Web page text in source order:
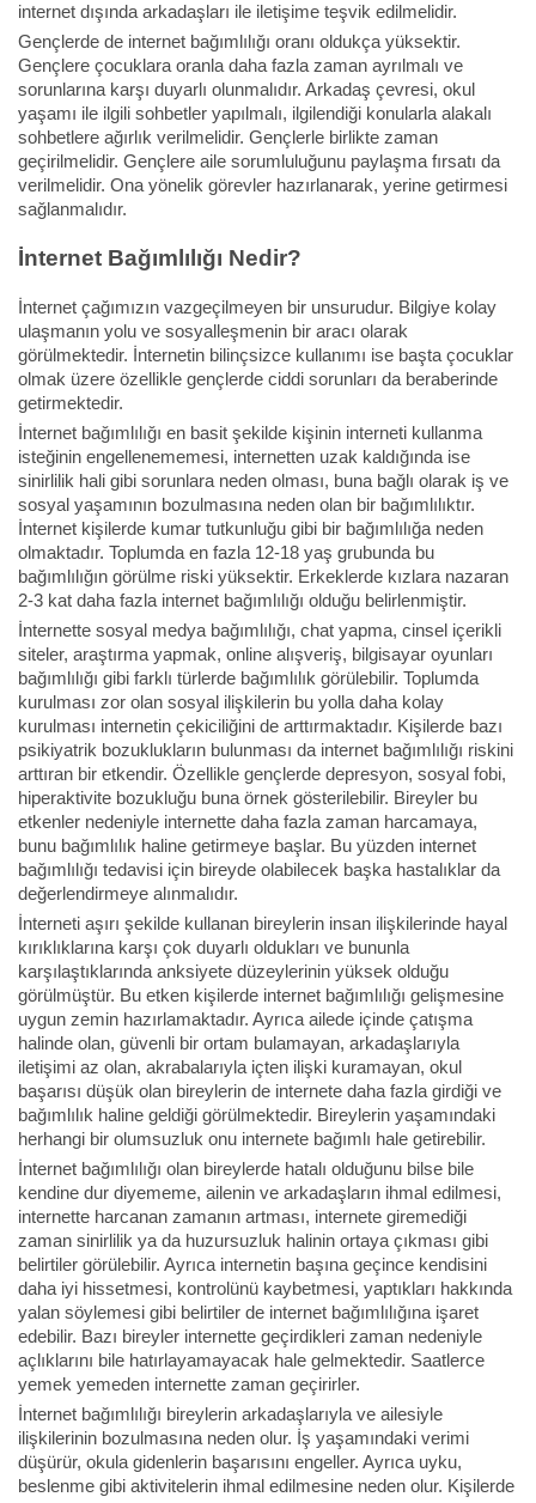
internet dışında arkadaşları ile iletişime teşvik edilmelidir.
Gençlerde de internet bağımlılığı oranı oldukça yüksektir.
Gençlere çocuklara oranla daha fazla zaman ayrılmalı ve
sorunlarına karşı duyarlı olunmalıdır. Arkadaş çevresi, okul
yaşamı ile ilgili sohbetler yapılmalı, ilgilendiği konularla alakalı
sohbetlere ağırlık verilmelidir. Gençlerle birlikte zaman
geçirilmelidir. Gençlere aile sorumluluğunu paylaşma fırsatı da
verilmelidir. Ona yönelik görevler hazırlanarak, yerine getirmesi
sağlanmalıdır.
İnternet Bağımlılığı Nedir?
İnternet çağımızın vazgeçilmeyen bir unsurudur. Bilgiye kolay
ulaşmanın yolu ve sosyalleşmenin bir aracı olarak
görülmektedir. İnternetin bilinçsizce kullanımı ise başta çocuklar
olmak üzere özellikle gençlerde ciddi sorunları da beraberinde
getirmektedir.
İnternet bağımlılığı en basit şekilde kişinin interneti kullanma
isteğinin engellenememesi, internetten uzak kaldığında ise
sinirlilik hali gibi sorunlara neden olması, buna bağlı olarak iş ve
sosyal yaşamının bozulmasına neden olan bir bağımlılıktır.
İnternet kişilerde kumar tutkunluğu gibi bir bağımlılığa neden
olmaktadır. Toplumda en fazla 12-18 yaş grubunda bu
bağımlılığın görülme riski yüksektir. Erkeklerde kızlara nazaran
2-3 kat daha fazla internet bağımlılığı olduğu belirlenmiştir.
İnternette sosyal medya bağımlılığı, chat yapma, cinsel içerikli
siteler, araştırma yapmak, online alışveriş, bilgisayar oyunları
bağımlılığı gibi farklı türlerde bağımlılık görülebilir. Toplumda
kurulması zor olan sosyal ilişkilerin bu yolla daha kolay
kurulması internetin çekiciliğini de arttırmaktadır. Kişilerde bazı
psikiyatrik bozuklukların bulunması da internet bağımlılığı riskini
arttıran bir etkendir. Özellikle gençlerde depresyon, sosyal fobi,
hiperaktivite bozukluğu buna örnek gösterilebilir. Bireyler bu
etkenler nedeniyle internette daha fazla zaman harcamaya,
bunu bağımlılık haline getirmeye başlar. Bu yüzden internet
bağımlılığı tedavisi için bireyde olabilecek başka hastalıklar da
değerlendirmeye alınmalıdır.
İnterneti aşırı şekilde kullanan bireylerin insan ilişkilerinde hayal
kırıklıklarına karşı çok duyarlı oldukları ve bununla
karşılaştıklarında anksiyete düzeylerinin yüksek olduğu
görülmüştür. Bu etken kişilerde internet bağımlılığı gelişmesine
uygun zemin hazırlamaktadır. Ayrıca ailede içinde çatışma
halinde olan, güvenli bir ortam bulamayan, arkadaşlarıyla
iletişimi az olan, akrabalarıyla içten ilişki kuramayan, okul
başarısı düşük olan bireylerin de internete daha fazla girdiği ve
bağımlılık haline geldiği görülmektedir. Bireylerin yaşamındaki
herhangi bir olumsuzluk onu internete bağımlı hale getirebilir.
İnternet bağımlılığı olan bireylerde hatalı olduğunu bilse bile
kendine dur diyememe, ailenin ve arkadaşların ihmal edilmesi,
internette harcanan zamanın artması, internete giremediği
zaman sinirlilik ya da huzursuzluk halinin ortaya çıkması gibi
belirtiler görülebilir. Ayrıca internetin başına geçince kendisini
daha iyi hissetmesi, kontrolünü kaybetmesi, yaptıkları hakkında
yalan söylemesi gibi belirtiler de internet bağımlılığına işaret
edebilir. Bazı bireyler internette geçirdikleri zaman nedeniyle
açlıklarını bile hatırlayamayacak hale gelmektedir. Saatlerce
yemek yemeden internette zaman geçirirler.
İnternet bağımlılığı bireylerin arkadaşlarıyla ve ailesiyle
ilişkilerinin bozulmasına neden olur. İş yaşamındaki verimi
düşürür, okula gidenlerin başarısını engeller. Ayrıca uyku,
beslenme gibi aktivitelerin ihmal edilmesine neden olur. Kişilerde